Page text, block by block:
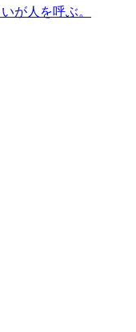
が人を呼ぶ。